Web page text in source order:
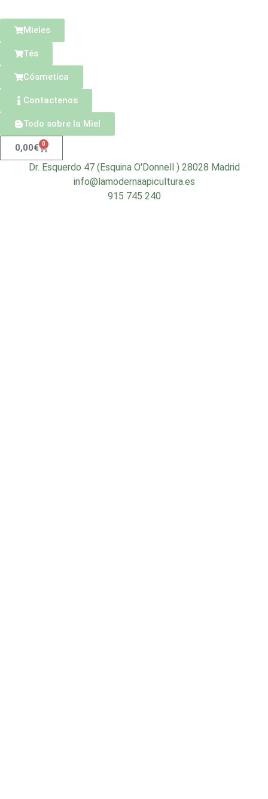
Mieles
Tés
Cósmetica
Contactenos
Todo sobre la Miel
0,00€ 0
Dr. Esquerdo 47 (Esquina O'Donnell ) 28028 Madrid
info@lamodernaapicultura.es
915 745 240